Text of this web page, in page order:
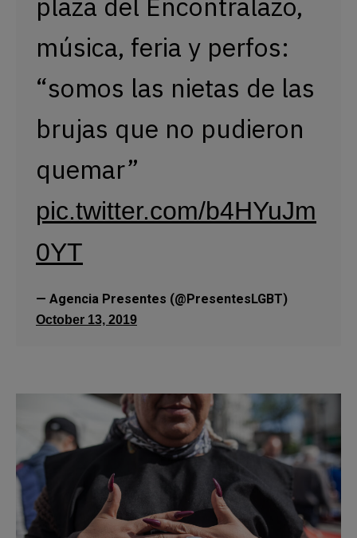
música, feria y perfos:
“somos las nietas de las
brujas que no pudieron
pic.twitter.com/b4HYuJm
0YT
October 13, 2019